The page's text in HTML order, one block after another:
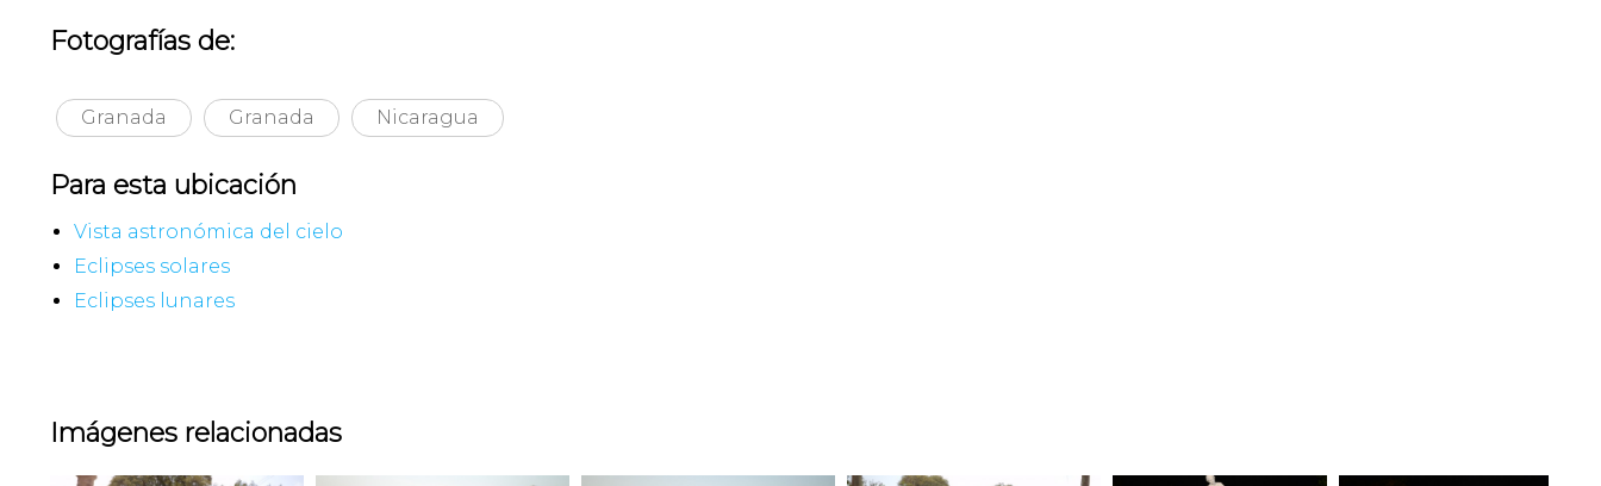
Fotografías de:
Granada Granada Nicaragua
Para esta ubicación
Vista astronómica del cielo
Eclipses solares
Eclipses lunares
Imágenes relacionadas